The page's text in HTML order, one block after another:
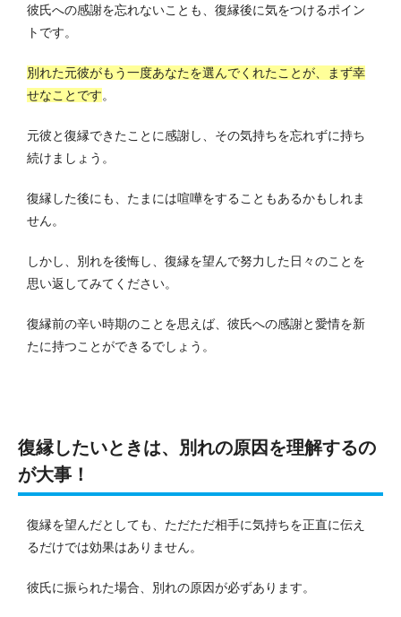
彼氏への感謝を忘れないことも、復縁後に気をつけるポイン
トです。
別れた元彼がもう一度あなたを選んでくれたことが、まず幸
せなことです。
元彼と復縁できたことに感謝し、その気持ちを忘れずに持ち
続けましょう。
復縁した後にも、たまには喧嘩をすることもあるかもしれま
せん。
しかし、別れを後悔し、復縁を望んで努力した日々のことを
思い返してみてください。
復縁前の辛い時期のことを思えば、彼氏への感謝と愛情を新
たに持つことができるでしょう。
復縁したいときは、別れの原因を理解するの
が大事！
復縁を望んだとしても、ただただ相手に気持ちを正直に伝え
るだけでは効果はありません。
彼氏に振られた場合、別れの原因が必ずあります。